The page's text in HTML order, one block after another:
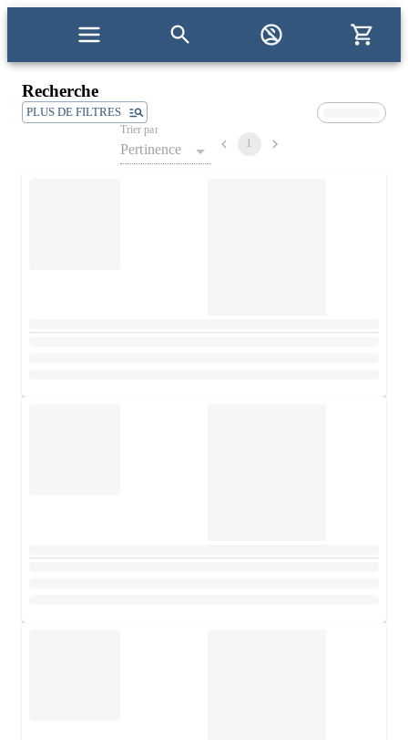
Recherche
PLUS DE FILTRES
Trier par
Pertinence 1